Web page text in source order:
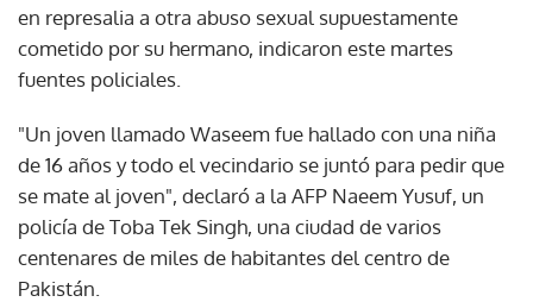
en represalia a otra abuso sexual supuestamente
cometido por su hermano, indicaron este martes
fuentes policiales.
"Un joven llamado Waseem fue hallado con una niña
de 16 años y todo el vecindario se juntó para pedir que
se mate al joven", declaró a la AFP Naeem Yusuf, un
policía de Toba Tek Singh, una ciudad de varios
centenares de miles de habitantes del centro de
Pakistán.